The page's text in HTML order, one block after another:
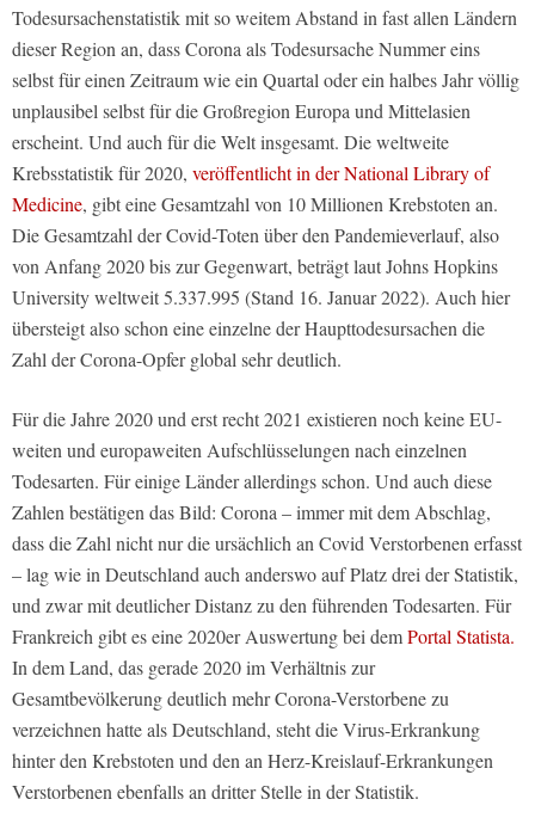
Todesursachenstatistik mit so weitem Abstand in fast allen Ländern
dieser Region an, dass Corona als Todesursache Nummer eins
selbst für einen Zeitraum wie ein Quartal oder ein halbes Jahr völlig
unplausibel selbst für die Großregion Europa und Mittelasien
erscheint. Und auch für die Welt insgesamt. Die weltweite
Krebsstatistik für 2020, veröffentlicht in der National Library of
Medicine, gibt eine Gesamtzahl von 10 Millionen Krebstoten an.
Die Gesamtzahl der Covid-Toten über den Pandemieverlauf, also
von Anfang 2020 bis zur Gegenwart, beträgt laut Johns Hopkins
University weltweit 5.337.995 (Stand 16. Januar 2022). Auch hier
übersteigt also schon eine einzelne der Haupttodesursachen die
Zahl der Corona-Opfer global sehr deutlich.
Für die Jahre 2020 und erst recht 2021 existieren noch keine EU-
weiten und europaweiten Aufschlüsselungen nach einzelnen
Todesarten. Für einige Länder allerdings schon. Und auch diese
Zahlen bestätigen das Bild: Corona – immer mit dem Abschlag,
dass die Zahl nicht nur die ursächlich an Covid Verstorbenen erfasst
– lag wie in Deutschland auch anderswo auf Platz drei der Statistik,
und zwar mit deutlicher Distanz zu den führenden Todesarten. Für
Frankreich gibt es eine 2020er Auswertung bei demPortal Statista.
In dem Land, das gerade 2020 im Verhältnis zur
Gesamtbevölkerung deutlich mehr Corona-Verstorbene zu
verzeichnen hatte als Deutschland, steht die Virus-Erkrankung
hinter den Krebstoten und den an Herz-Kreislauf-Erkrankungen
Verstorbenen ebenfalls an dritter Stelle in der Statistik.